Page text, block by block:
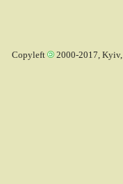
Copyleft 2000-2017, Kyiv,